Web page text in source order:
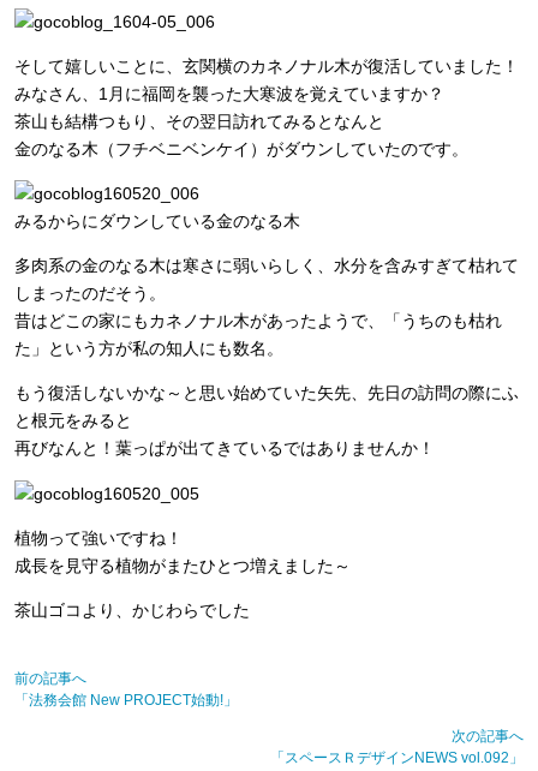
そして嬉しいことに、玄関横のカネノナル木が復活していました！
みなさん、1月に福岡を襲った大寒波を覚えていますか？
茶山も結構つもり、その翌日訪れてみるとなんと
金のなる木（フチベニベンケイ）がダウンしていたのです。
みるからにダウンしている金のなる木
多肉系の金のなる木は寒さに弱いらしく、水分を含みすぎて枯れて
しまったのだそう。
昔はどこの家にもカネノナル木があったようで、「うちのも枯れ
た」という方が私の知人にも数名。
もう復活しないかな～と思い始めていた矢先、先日の訪問の際にふ
と根元をみると
再びなんと！葉っぱが出てきているではありませんか！
植物って強いですね！
成長を見守る植物がまたひとつ増えました～
茶山ゴコより、かじわらでした
前の記事へ
「法務会館 New PROJECT始動!」
次の記事へ
「スペースＲデザインNEWS vol.092」